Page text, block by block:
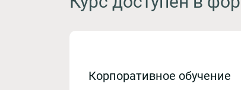
Корпоративное обучение